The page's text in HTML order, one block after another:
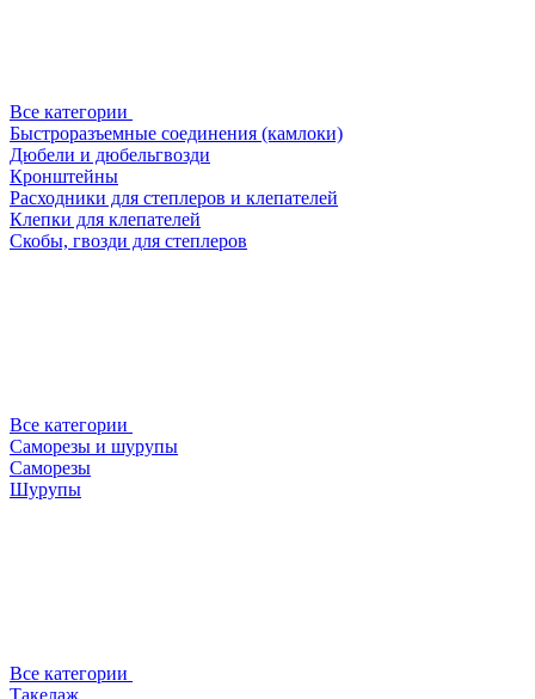
Все категории
Быстроразъемные соединения (камлоки)
Дюбели и дюбельгвозди
Кронштейны
Расходники для степлеров и клепателей
Клепки для клепателей
Скобы, гвозди для степлеров
Все категории
Саморезы и шурупы
Саморезы
Шурупы
Все категории
Такелаж